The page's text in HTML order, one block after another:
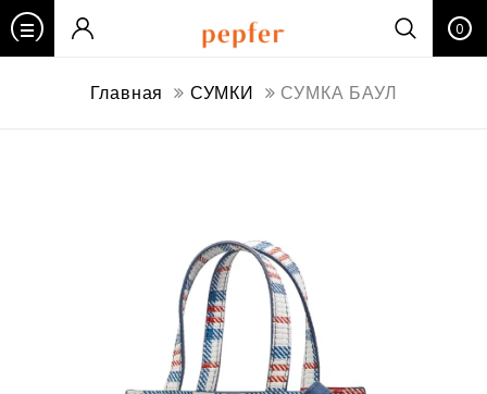
0
Главная СУМКИ СУМКА БАУЛ